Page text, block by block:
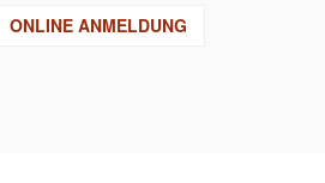
ONLINE ANMELDUNG